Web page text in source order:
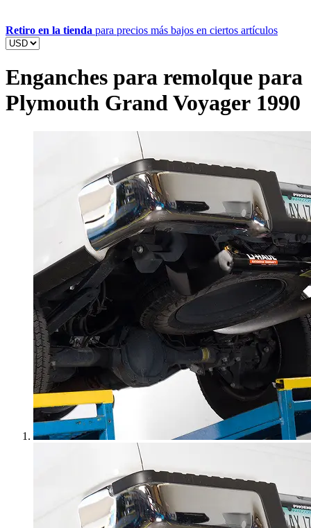
Retiro en la tienda para precios más bajos en ciertos artículos
Enganches para remolque para
Plymouth Grand Voyager 1990